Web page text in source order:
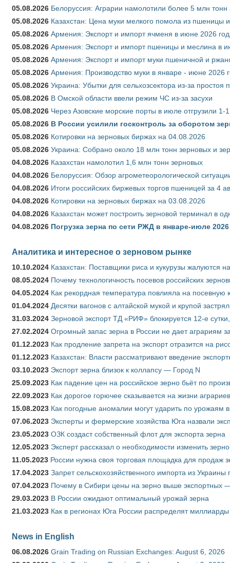
05.08.2026 Белоруссия: Аграрии намолотили более 5 млн тонн
05.08.2026 Казахстан: Цена муки мелкого помола из пшеницы
05.08.2026 Армения: Экспорт и импорт ячменя в июне 2026
05.08.2026 Армения: Экспорт и импорт пшеницы и меслина в
05.08.2026 Армения: Экспорт и импорт муки пшеничной и
05.08.2026 Армения: Производство муки в январе - июне 2026
05.08.2026 Украина: Убытки для сельхозсектора из-за простоя
05.08.2026 В Омской области ввели режим ЧС из-за засухи
05.08.2026 Через Азовские морские порты в июле отгрузили
05.08.2026 В России усилили госконтроль за оборотом
05.08.2026 Котировки на зерновых биржах на 04.08.2026
05.08.2026 Украина: Собрано около 18 млн тонн зерновых и
04.08.2026 Казахстан намолотил 1,6 млн тонн зерновых
04.08.2026 Белоруссия: Обзор агрометеорологической
04.08.2026 Итоги российских биржевых торгов пшеницей за 4
04.08.2026 Котировки на зерновых биржах на 03.08.2026
04.08.2026 Казахстан может построить зерновой терминал в
04.08.2026 Погрузка зерна по сети РЖД в январе-июле
Аналитика и интересное о зерновом рынке
10.10.2024 Казахстан: Поставщики риса и кукурузы жалуются
08.05.2024 Почему технологичность посевов российских
04.05.2024 Как рекордная температура повлияла на
01.04.2024 Десятки вагонов с алтайской мукой и крупой
31.03.2024 Зерновой экспорт ТД «РИФ» блокируется 12-е
27.02.2024 Огромный запас зерна в России не дает аграриям
01.12.2023 Как продление запрета на экспорт отразится на
01.12.2023 Казахстан: Власти рассматривают введение
03.10.2023 Экспорт зерна близок к коллапсу — Город N
25.09.2023 Как падение цен на российское зерно бьёт по
22.09.2023 Как дорогое горючее сказывается на жизни аграриев
15.08.2023 Как погодные аномалии могут ударить по урожаям
07.06.2023 Эксперты и фермерские хозяйства Юга назвали
23.05.2023 ОЗК создаст собственный флот для экспорта зерна
12.05.2023 Эксперт рассказал о необходимости изменить
11.05.2023 России нужна своя торговая площадка для продаж
17.04.2023 Запрет сельскохозяйственного импорта из
07.04.2023 Почему в Сибири цены на зерно выше экспортных
29.03.2023 В России ожидают оптимальный урожай зерна
21.03.2023 Как в регионах Юга России распределят
News in English
06.08.2026 Grain Trading on Russian Exchanges: August 6, 2026